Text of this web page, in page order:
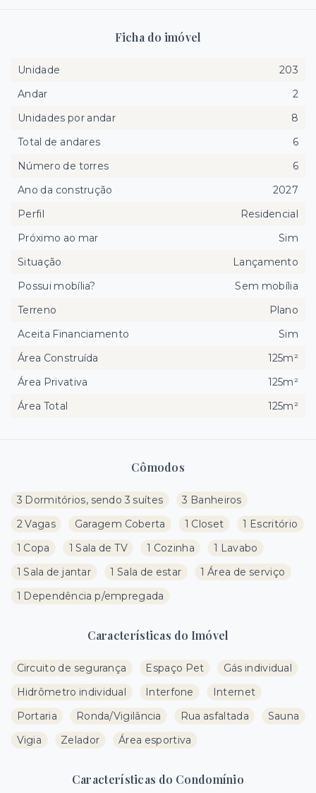
Cômodos
3 Dormitórios, sendo 3 suítes
3 Banheiros
2 Vagas
Garagem Coberta 1 Closet
1 Escritório
1 Copa
1 Sala de TV 1 Cozinha
1 Lavabo
1 Sala de jantar
1 Sala de estar
1 Área de serviço
1 Dependência p/empregada
Características do Imóvel
Circuito de segurança Espaço Pet
Gás individual
Hidrômetro individual
Interfone
Internet
Portaria
Ronda/Vigilância Rua asfaltada
Sauna
Vigia
Zelador Área esportiva
Características do Condomínio
Ficha do imóvel
Unidade
203
Andar
2
Unidades por andar
8
Total de andares
6
Número de torres
6
Ano da construção
2027
Perfil
Residencial
Próximo ao mar
Sim
Situação
Lançamento
Possui mobília?
Sem mobília
Terreno
Plano
Aceita Financiamento
Sim
Área Construída
125m²
Área Privativa
125m²
Área Total
125m²